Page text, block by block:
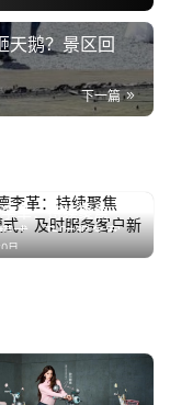
天鹅？景区回
下一篇
革：持续聚焦
式，及时服务客户
日